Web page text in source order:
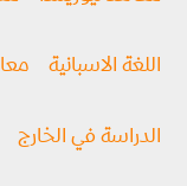
اللغة الاسبانية
الدراسة في الخارج